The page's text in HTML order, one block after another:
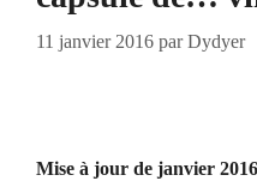
11 janvier 2016 parDydyer
Mise à jour de janvier 2016